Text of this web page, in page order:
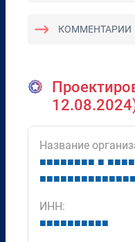
КОММЕНТАРИИ
Название
■■■■■■■■ ■ ■■■■
■■■■■■■■■■■■■■
ИНН:
■■■■■■■■■■